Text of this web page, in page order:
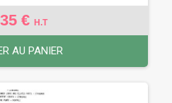
€ H.T
AU PANIER